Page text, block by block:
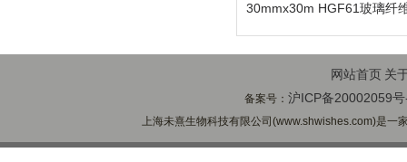
30mmx30m HGF61玻璃纤
网站首页 关
备案号：沪ICP备20002059
上海未熹生物科技有限公司(www.shwishes.com)是一